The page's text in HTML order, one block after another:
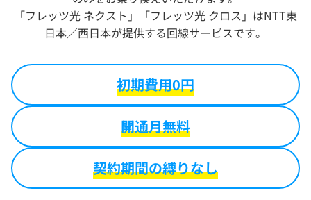
「フレッツ光 ネクスト」「フレッツ光 クロス」はNTT東
日本／西日本が提供する回線サービスです。
初期費用0円
開通月無料
契約期間の縛りなし